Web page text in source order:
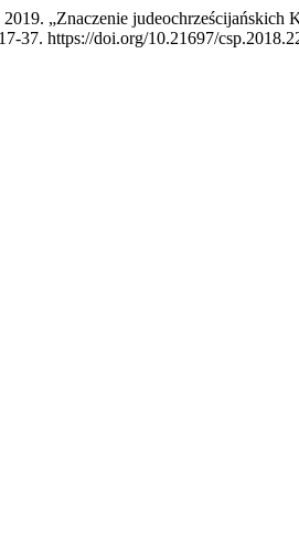
„Znaczenie judeochrześcijańskich
37. https://doi.org/10.21697/